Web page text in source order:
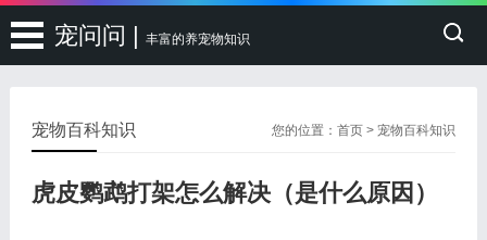
宠问问 | 丰富的养宠物知识
您的位置：首页 >宠物百科知识
宠物百科知识
虎皮鹦鹉打架怎么解决（是什么原因）